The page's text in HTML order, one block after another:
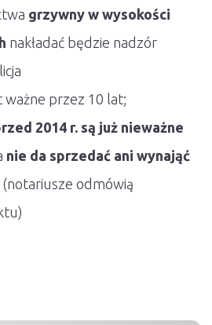
grzywny w wysokości
nakładać będzie nadzór
ważne przez 10 lat;
2014 r. są już nieważne
nie da sprzedać ani wynająć
(notariusze odmówią